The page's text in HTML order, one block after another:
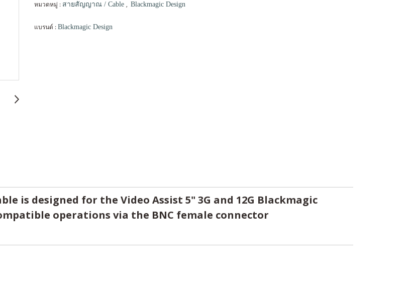
หมวดหมู่ : สายสัญญาณ / Cable , Blackmagic Design
แบรนด์ : Blackmagic Design
is designed for the Video Assist 5" 3G and 12G Blackmagic
operations via the BNC female connector